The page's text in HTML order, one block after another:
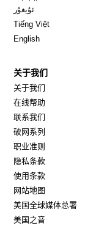
ئۇيغۇر
Tiếng Việt
English
关于我们
关于我们
在线帮助
联系我们
破网系列
职业准则
隐私条款
使用条款
网站地图
美国全球媒体总署
美国之音